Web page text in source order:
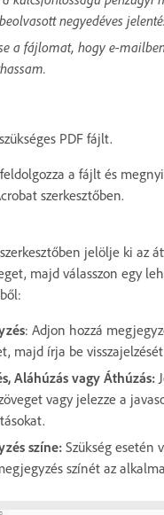
negyedéves
a fájlomat, hogy e-
PDF fájlt.
a fájlt és
szerkesztőben.
jelölje ki az
majd válasszon egy
: Adjon hozzá
majd írja be
Aláhúzás vagy Áthúzás:
vagy jelezze a
színe: Szükség esetén
színét az